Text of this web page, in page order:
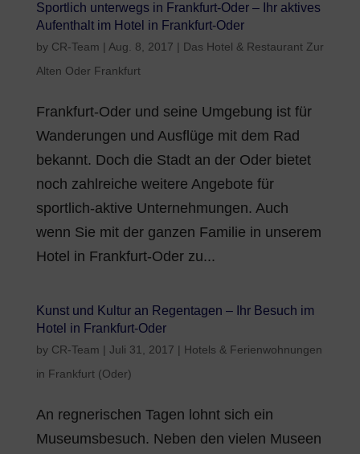
Sportlich unterwegs in Frankfurt-Oder – Ihr aktives
Aufenthalt im Hotel in Frankfurt-Oder
by CR-Team | Aug. 8, 2017 | Das Hotel & Restaurant Zur
Alten Oder Frankfurt
Frankfurt-Oder und seine Umgebung ist für
Wanderungen und Ausflüge mit dem Rad
bekannt. Doch die Stadt an der Oder bietet
noch zahlreiche weitere Angebote für
sportlich-aktive Unternehmungen. Auch
wenn Sie mit der ganzen Familie in unserem
Hotel in Frankfurt-Oder zu...
Kunst und Kultur an Regentagen – Ihr Besuch im
Hotel in Frankfurt-Oder
by CR-Team | Juli 31, 2017 | Hotels & Ferienwohnungen
in Frankfurt (Oder)
An regnerischen Tagen lohnt sich ein
Museumsbesuch. Neben den vielen Museen